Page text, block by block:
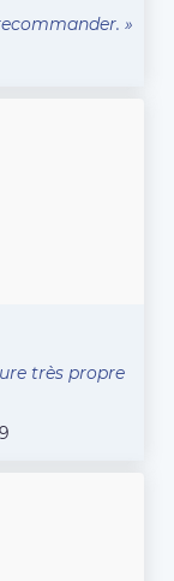
»
très propre